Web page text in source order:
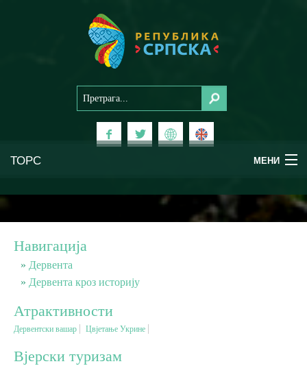
ТОРС МЕНИ
Планински туризам
Бањски туризам
Навигација
Дервента
Дервента кроз историју
Атрактивности
Дервентски вашар Цвјетање Укрине
Вјерски туризам